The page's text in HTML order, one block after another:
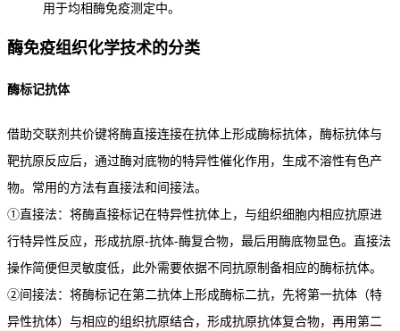
用于均相酶免疫测定中。
酶免疫组织化学技术的分类
酶标记抗体
借助交联剂共价键将酶直接连接在抗体上形成酶标抗体，酶标抗体与
靶抗原反应后，通过酶对底物的特异性催化作用，生成不溶性有色产
物。常用的方法有直接法和间接法。
①直接法：将酶直接标记在特异性抗体上，与组织细胞内相应抗原进
行特异性反应，形成抗原-抗体-酶复合物，最后用酶底物显色。直接法
操作简便但灵敏度低，此外需要依据不同抗原制备相应的酶标抗体。
②间接法：将酶标记在第二抗体上形成酶标二抗，先将第一抗体（特
异性抗体）与相应的组织抗原结合，形成抗原抗体复合物，再用第二